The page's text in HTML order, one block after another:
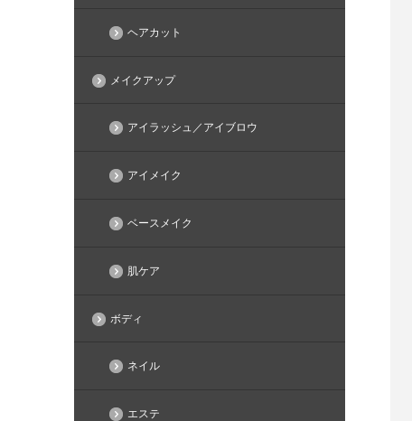
ヘアカット
メイクアップ
アイラッシュ／アイブロウ
アイメイク
ベースメイク
肌ケア
ボディ
ネイル
エステ